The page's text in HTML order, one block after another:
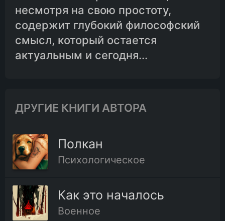
несмотря на свою простоту,
содержит глубокий философский
смысл, который остается
актуальным и сегодня...
ДРУГИЕ КНИГИ АВТОРА
Полкан
Психологическое
Как это началось
Военное